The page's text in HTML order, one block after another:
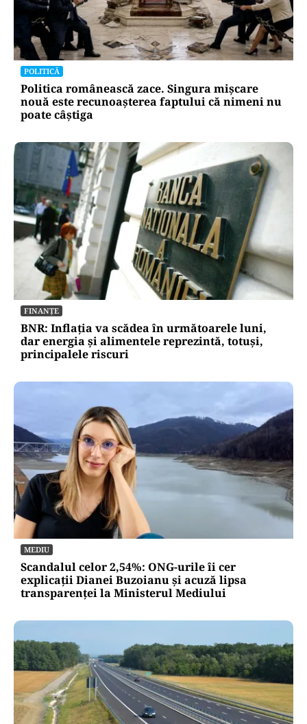
POLITICĂ
Politica românească zace. Singura mișcare
nouă este recunoașterea faptului că nimeni nu
poate câștiga
FINANȚE
BNR: Inflația va scădea în următoarele luni,
dar energia și alimentele reprezintă, totuși,
principalele riscuri
MEDIU
Scandalul celor 2,54%: ONG-urile îi cer
explicații Dianei Buzoianu și acuză lipsa
transparenței la Ministerul Mediului